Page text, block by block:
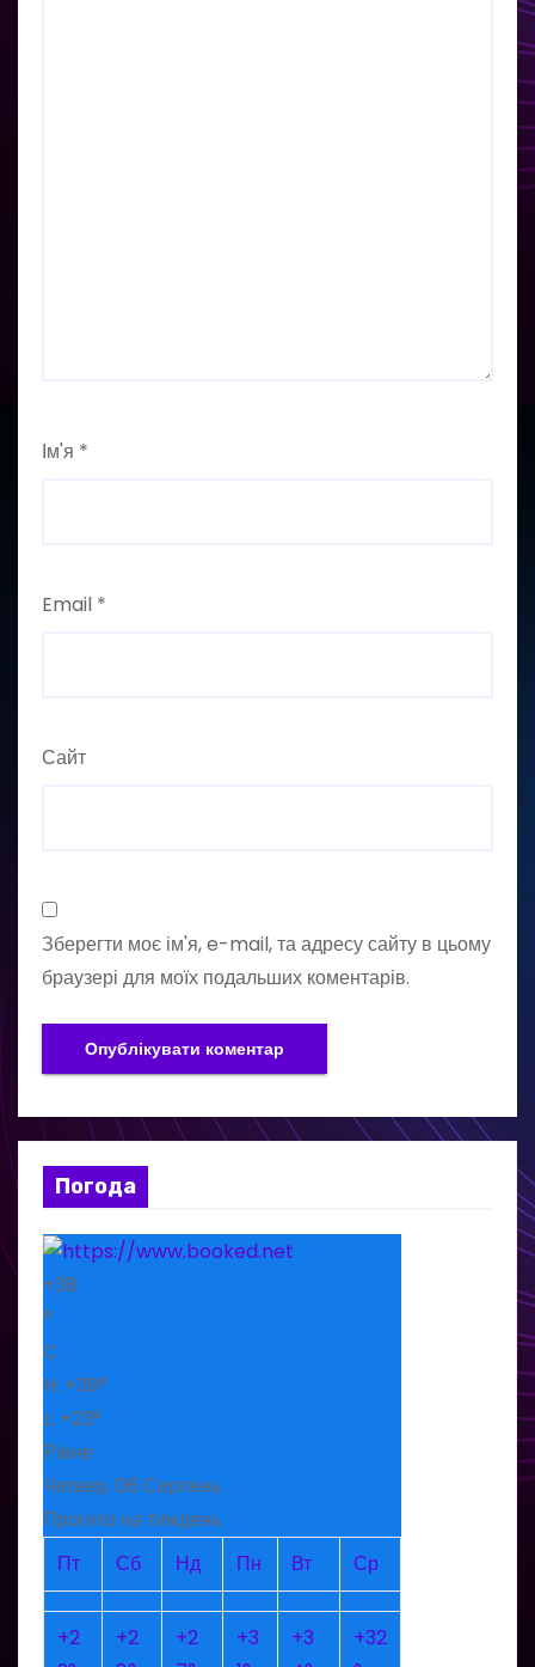
Ім'я *
Email *
Сайт
Зберегти моє ім'я, e-mail, та адресу сайту в цьому
браузері для моїх подальших коментарів.
Погода
+38
°
C
H: +39°
L: +23°
Рівне
Четвер, 06 Серпень
Прогноз на тиждень
Пт
Сб Нд Пн Вт Ср
+2
+2
+2
+3
+3
+32